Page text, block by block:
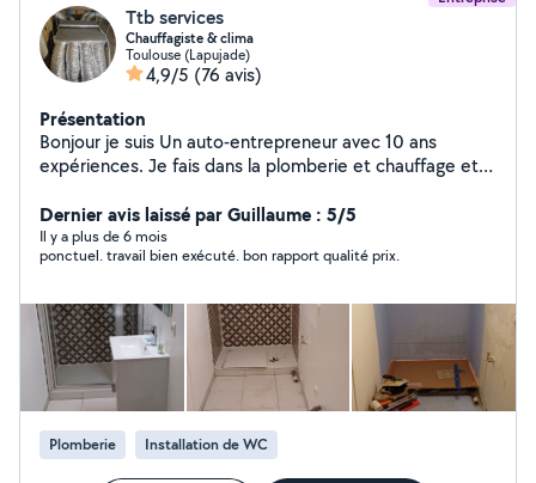
Ttb services
Chauffagiste & clima
Toulouse (Lapujade)
4,9/5 (76 avis)
Présentation
Bonjour je suis Un auto-entrepreneur avec 10 ans
expériences. Je fais dans la plomberie et chauffage et
Chauffage Climatisation Je suis à votre disposition pour
vous accompagner dans vos différents problèmes H24
le plaisir est pour moi de vous satisfaire et mes
à bientôt. Cordialement Ttb services
Dernier avis laissé par Guillaume : 5/5
Il y a plus de 6 mois
ponctuel. travail bien exécuté. bon rapport qualité prix.
Plomberie Installation de WC